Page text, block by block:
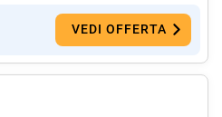
VEDI OFFERTA